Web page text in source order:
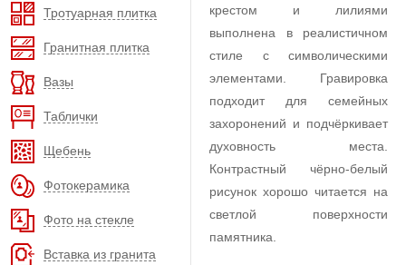
Тротуарная плитка
Гранитная плитка
Вазы
Таблички
Щебень
Фотокерамика
Фото на стекле
Вставка из гранита
крестом и лилиями
выполнена в реалистичном
стиле с символическими
элементами. Гравировка
подходит для семейных
захоронений и подчёркивает
духовность места.
Контрастный чёрно-белый
рисунок хорошо читается на
светлой поверхности
памятника.